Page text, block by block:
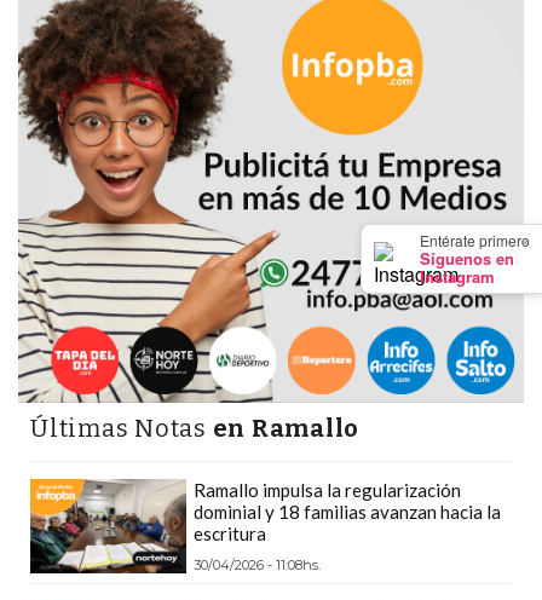
×
Entérate primero
Síguenos en
Instagram
CAMPANA
NOTICIAS
DE
ZÁRATE
NOTICIAS
CAMPANA
EXALTACIÓN
DE
LA
CRUZ
COLÓN
(BUENOS
EL
MEJOR
GIMNASIO
Últimas Notas en Ramallo
Ramallo impulsa la regularización
dominial y 18 familias avanzan hacia la
escritura
30/04/2026 - 11:08hs.